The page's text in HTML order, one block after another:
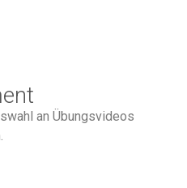
an Übungsvideos